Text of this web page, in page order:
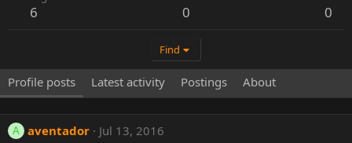
6 0 0
Find
Profile posts Latest activity Postings About
A aventador
Jul 13, 2016